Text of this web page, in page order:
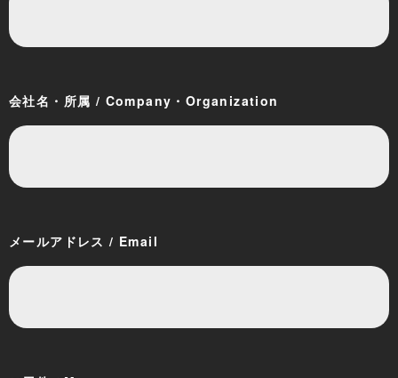
会社名・所属 / Company・Organization
メールアドレス / Email